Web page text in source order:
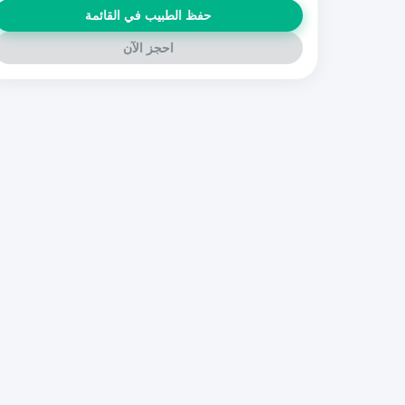
حفظ الطبيب في القائمة
احجز الآن